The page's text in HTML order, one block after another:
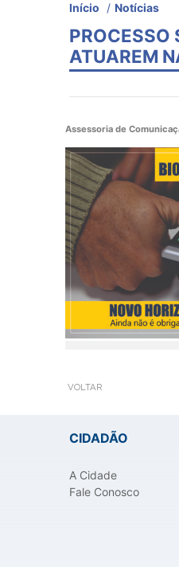
Início / Notícias
PROCESSO
ATUAREM
Assessoria de
VOLTAR
CIDADÃO
A Cidade
Fale Conosco